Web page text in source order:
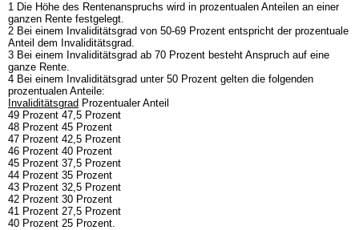
1 Die Höhe des Rentenanspruchs wird in prozentualen Anteilen an einer
ganzen Rente festgelegt.
2 Bei einem Invaliditätsgrad von 50-69 Prozent entspricht der prozentuale
Anteil dem Invaliditätsgrad.
3 Bei einem Invaliditätsgrad ab 70 Prozent besteht Anspruch auf eine
ganze Rente.
4 Bei einem Invaliditätsgrad unter 50 Prozent gelten die folgenden
prozentualen Anteile:
Invaliditätsgrad Prozentualer Anteil
49 Prozent 47,5 Prozent
48 Prozent 45 Prozent
47 Prozent 42,5 Prozent
46 Prozent 40 Prozent
45 Prozent 37,5 Prozent
44 Prozent 35 Prozent
43 Prozent 32,5 Prozent
42 Prozent 30 Prozent
41 Prozent 27,5 Prozent
40 Prozent 25 Prozent.